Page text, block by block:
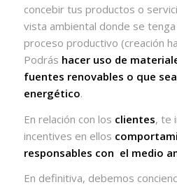
concebir tus productos o
vista ambiental donde se
proceso productivo (creación
Podrás hacer uso de
fuentes renovables o que
energético.
En relación con los clientes, te
incentives en ellos
responsables con el medio
En definitiva, debemos